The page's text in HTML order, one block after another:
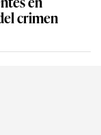
crimen